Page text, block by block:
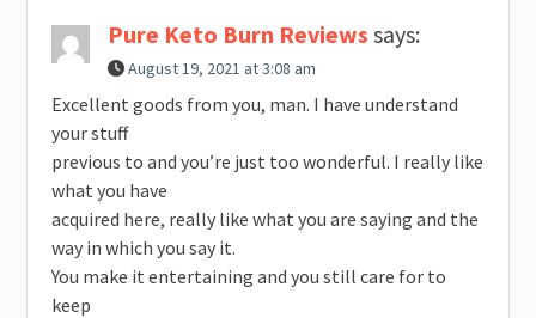
Pure Keto Burn Reviews says:
August 19, 2021 at 3:08 am
Excellent goods from you, man. I have understand
your stuff
previous to and you’re just too wonderful. I really like
what you have
acquired here, really like what you are saying and the
way in which you say it.
You make it entertaining and you still care for to
keep